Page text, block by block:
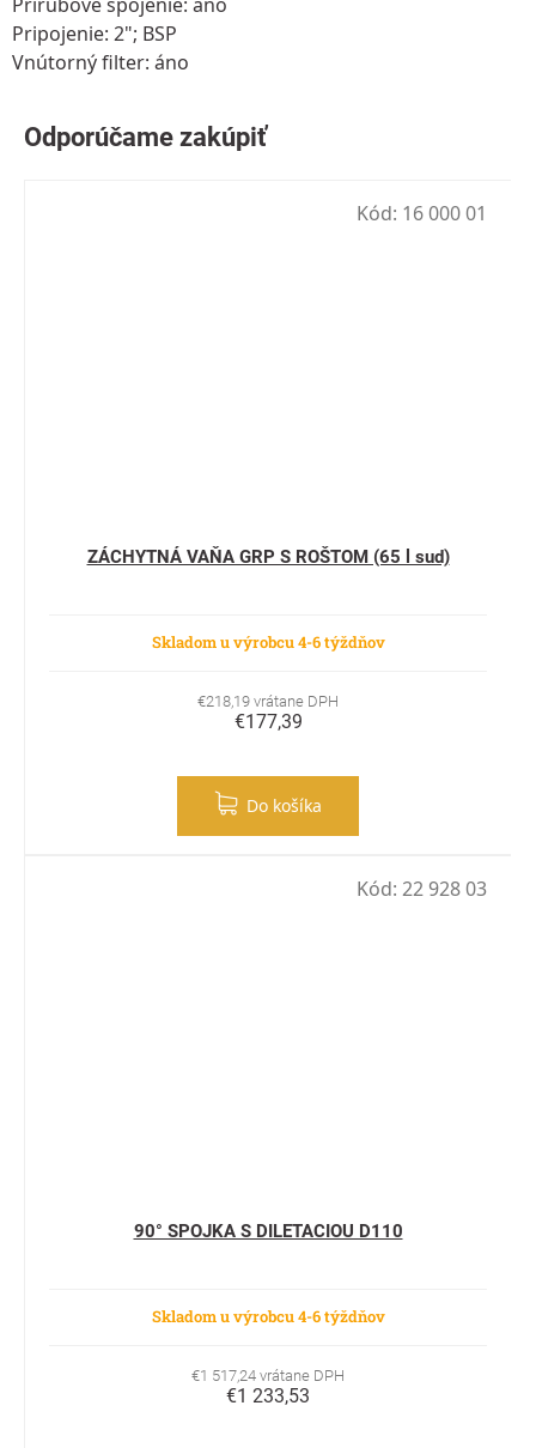
Pripojenie: 2"; BSP
Vnútorný filter: áno
ZÁCHYTNÁ VAŇA GRP S ROŠTOM (65 l sud)
Skladom u výrobcu 4-6 týždňov
€218,19 vrátane DPH
€177,39
Do košíka
Kód: 16 000 01
90° SPOJKA S DILETACIOU D110
Skladom u výrobcu 4-6 týždňov
€1 517,24 vrátane DPH
€1 233,53
Kód: 22 928 03